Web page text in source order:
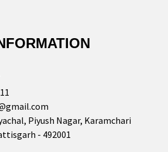
Piyush Nagar, Karamchari
- 492001